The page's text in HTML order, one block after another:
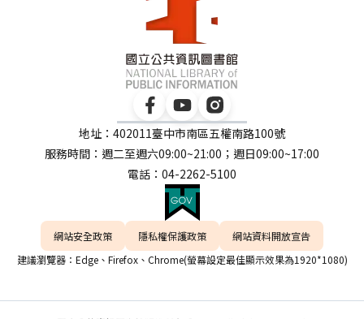
地址：402011臺中市南區五權南路100號
服務時間：週二至週六09:00~21:00；週日09:00~17:00
電話：04-2262-5100
網站安全政策 隱私權保護政策
網站資料開放宣告
建議瀏覽器：Edge、Firefox、Chrome(螢幕設定最佳顯示效果為1920*1080)